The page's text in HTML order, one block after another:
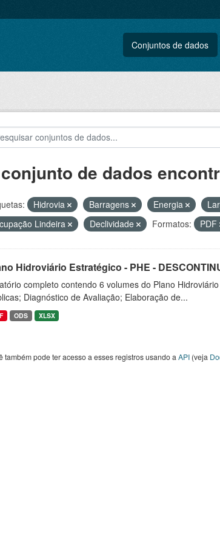
Conjuntos de dados
de dados
Hidrovia Barragens Energia
Lindeira
Declividade Formatos: PDF
Hidroviário Estratégico - PHE -
completo contendo 6 volumes do Plano
Diagnóstico de Avaliação; Elaboração de...
ODS XLSX
também pode ter acesso a esses registros usando a API(veja